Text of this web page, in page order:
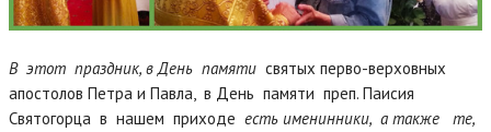
В этот праздник, в День памяти святых перво-верховных
апостолов Петра и Павла, в День памяти преп. Паисия
Святогорца в нашем приходе есть именинники, а также те,